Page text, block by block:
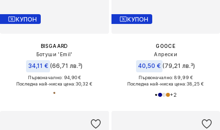
КУПОН
BISGAARD
Ботуши 'Emil'
34,11 € (66,71 лв.³)
Първоначално: 94,90 €
Последна най-ниска цена:30,32 €
КУПОН
GOOCE
Апрески
40,50 € (79,21 лв.³)
Първоначално: 89,99 €
Последна най-ниска цена:38,25 €
+2